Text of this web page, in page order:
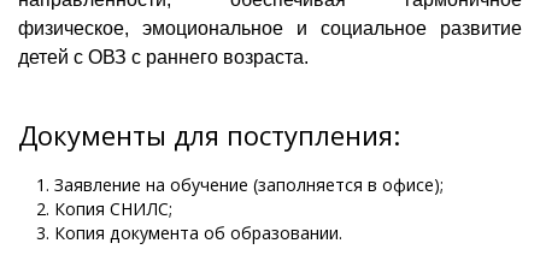
физическое, эмоциональное и социальное развитие
детей с ОВЗ с раннего возраста.
Документы для поступления:
Заявление на обучение (заполняется в офисе);
Копия СНИЛС;
Копия документа об образовании.